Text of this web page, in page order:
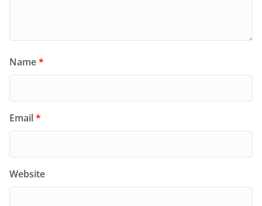
Name*
Email*
Website